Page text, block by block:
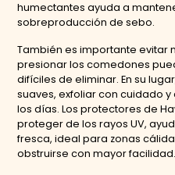
humectantes ayuda a
sobreproducción de sebo.
También es importante evitar
presionar los comedones
difíciles de eliminar. En su
suaves, exfoliar con cuidado
los días. Los protectores de
proteger de los rayos UV,
fresca, ideal para zonas
obstruirse con mayor facilidad.